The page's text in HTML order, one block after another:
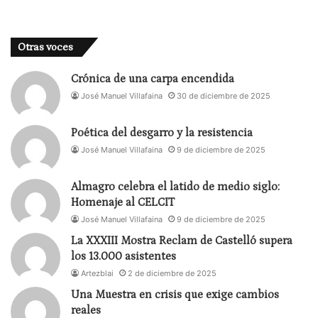
Otoño, un acontecimiento teatral de primer orden
espectadores madrileños pero que, dadas sus
fechas y la apabullante publicidad institucional
oferta teatral madrileña. La Comunidad de Madrid,
lejos de buscar un deseable acomodo del Festival
dentro del panorama teatral de la ciudad, ha
optado por ignorar o competir con ese otro gran
evento teatral que cada año tiene lugar
inmediatamente después del verano: el inicio de la
temporada.
La Comunidad sostiene también un plan de ayudas
al teatro privado mediante una convocatoria de
subvenciones a productoras y compañías, así como
Otras voces
Crónica de una carpa encendida
José Manuel Villafaina 30 de diciembre de 2025
Poética del desgarro y la resistencia
José Manuel Villafaina 9 de diciembre de 2025
Almagro celebra el latido de medio siglo:
Homenaje al CELCIT
José Manuel Villafaina 9 de diciembre de 2025
La XXXIII Mostra Reclam de Castelló supera
los 13.000 asistentes
Artezblai 2 de diciembre de 2025
Una Muestra en crisis que exige cambios
reales